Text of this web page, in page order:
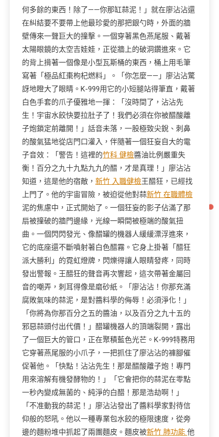
何多餘的東西！除了——你那缸蒜泥！」就在廖沾沾還
在糾結要不要帶上他最珍愛的那把銀勺時，外面的牆
壁傳來一聲巨大的撞擊。一個穿著黑色燕尾服、戴著
太陽眼鏡的太空吉娃娃，正從牆上的破洞鑽進來。它
的背上揹著一個像是小型瓦斯桶的東西，桶上用毛筆
寫著「極品紅棗枸杞燃料」。「你怎麼——」廖沾沾驚
訝地瞪大了眼睛。K-999用它的小短腿站得筆直，戴著
白色手套的爪子優雅地一揮：「沒時間了，沾沾先
生！宇宙水餃快要拉肚子了！我們必須在你被醋酸離
子炮鎖定前離開！」話音未落，一股極致尖銳、刺鼻
的酸氣猛地從店門口灌入，伴隨著一個狂妄自大的電
子音效：「警告！這裡的竹科 健檢醬油比例嚴重失
衡！百分之九十九點九九的醋，才是真理！」廖沾沾
知道，這是他的宿敵， 新竹 入職健檢王醋狂，已經找
上門了。他的宇宙冒險，被迫從他對蒜新竹 在職體檢
泥的焦慮中，正式開始了。一個狂妄的影子佔滿了那
扇被撞破的牆門邊緣，光線一瞬間被極端的酸氣扭
曲。一個閃閃發光、像醋罐的機器人緩緩漂浮進來，
它的底座還不斷噴射著白色醋霧。它身上掛著「醋狂
派大勝利」的霓虹燈牌，閃爍得讓人眼睛發疼，同時
發出警報。王醋狂的聲音再次響起，這次帶著金屬回
音的嘲弄，刺耳得像是磨砂紙。「廖沾沾！你那充滿
腐敗氣味的蒜泥，是對醬料學的侮辱！必須淨化！」
「你將為你那百分之五的醬油，以及百分之九十五的
邪惡蒜頭付出代價！」醋罐機器人的頂端裂開，露出
了一個巨大的管口，正在聚積藍色光芒。K-999特務用
它穿著燕尾服的小爪子，一把抓住了廖沾沾的褲腳催
促著他。「快點！沾沾先生！那是醋酸離子炮！專門
用來溶解有機發酵物的！」「它會把你的蒜泥在零點
一秒內變成無菌的、純淨的白醋！那是浩劫啊！」
「不准動我的蒜泥！」廖沾沾發出了醬料學家對待信
仰般的怒吼。他以一種專業包水餃的極限速度，從旁
邊的麵粉堆中抓起了兩團麵皮。麵皮被新竹 肺功能 他